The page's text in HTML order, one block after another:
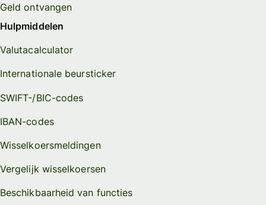
Geld ontvangen
Hulpmiddelen
Valutacalculator
Internationale beursticker
SWIFT-/BIC-codes
IBAN-codes
Wisselkoersmeldingen
Vergelijk wisselkoersen
Beschikbaarheid van functies